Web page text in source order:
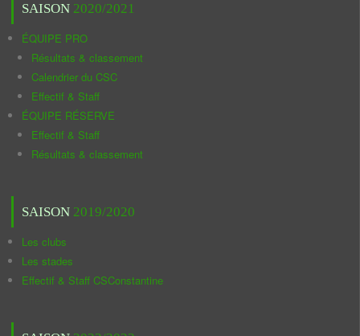
SAISON 2020/2021
ÉQUIPE PRO
Résultats & classement
Calendrier du CSC
Effectif & Staff
ÉQUIPE RÉSERVE
Effectif & Staff
Résultats & classement
SAISON 2019/2020
Les clubs
Les stades
Effectif & Staff CSConstantine